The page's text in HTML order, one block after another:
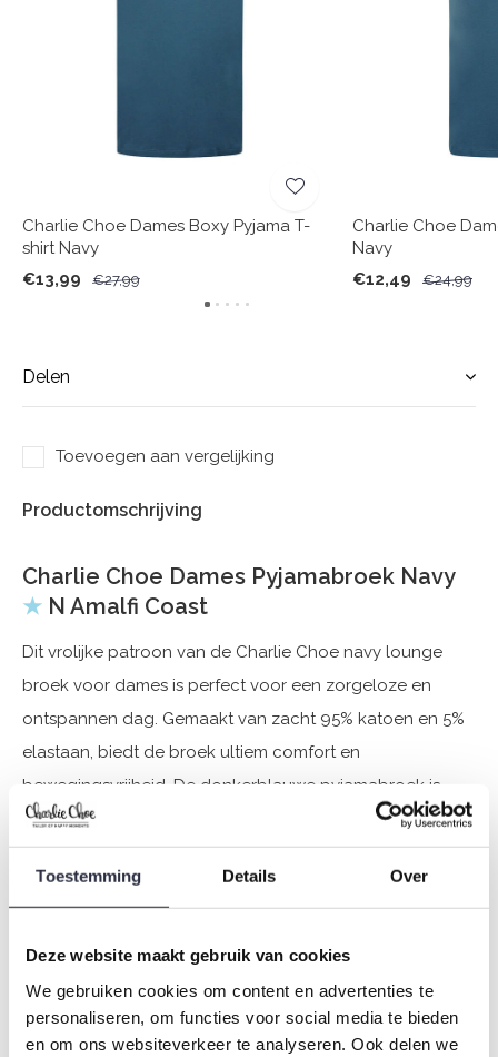
Toestemming Details Over
Deze website maakt gebruik van cookies
We gebruiken cookies om content en advertenties te
personaliseren, om functies voor social media te bieden
en om ons websiteverkeer te analyseren. Ook delen we
Charlie Choe Dames Boxy Pyjama T-
shirt Navy
€13,99
€27,99
Charlie Choe
Navy
€12,49
€24,99
Delen
Toevoegen aan vergelijking
Productomschrijving
Charlie Choe Dames Pyjamabroek Navy
★ N Amalfi Coast
Dit vrolijke patroon van de Charlie Choe navy lounge
broek voor dames is perfect voor een zorgeloze en
ontspannen dag. Gemaakt van zacht 95% katoen en 5%
elastaan, biedt de broek ultiem comfort en
bewegingsvrijheid. De donkerblauwe pyjamabroek is
voorzien van een speels patroon in blauw- en geeltinten
en heeft een stijlvolle satijnen strik in de taille. Ideaal voor
het loungen op de bank, een luie ochtend of een
Specificaties
Merk: Charlie Choe